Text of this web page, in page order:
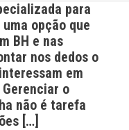
para
opção que
BH e nas
nos dedos o
em
o
não é tarefa
[…]